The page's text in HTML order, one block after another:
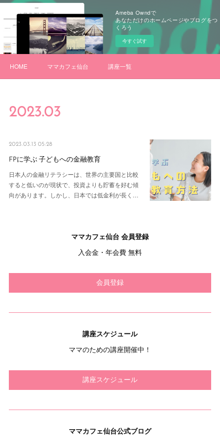
Ameba Owndで
あなただけのホームページやブログをつ
くろう
今すぐ試す
HOME ママカフェ仙台 講座一覧
2023.03
2023.03.13 05:28
FPに学ぶ 子どもへの金融教育
日本人の金融リテラシーは、世界の主要国と比較
すると低いのが現状で、投資よりも貯蓄を好む傾
向があります。しかし、日本では低金利が長く…
ママカフェ仙台 会員登録
入会金・年会費 無料
会員登録
講座スケジュール
ママのための講座開催中！
講座スケジュール
ママカフェ仙台公式ブログ